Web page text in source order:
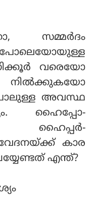
സമ്മർദം
വരെയോ
നിൽക്കുകയോ
പോലുള്ള അവസ്ഥ
ഹൈപ്പോ-
ഹൈപ്പർ-
കാര
എന്ത്?